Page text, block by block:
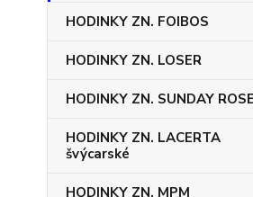
HODINKY ZN. FOIBOS
HODINKY ZN. LOSER
HODINKY ZN. SUNDAY ROSE
HODINKY ZN. LACERTA
švýcarské
HODINKY ZN. MPM